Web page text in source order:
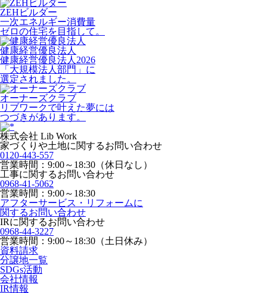
ZEHビルダー
一次エネルギー消費量
ゼロの住宅を目指して。
健康経営優良法人
健康経営優良法人2026
「大規模法人部門」に
選定されました。
オーナーズクラブ
リブワークで叶えた夢には
つづきがあります。
株式会社 Lib Work
家づくりや土地に関するお問い合わせ
0120-443-557
営業時間：9:00～18:30（休日なし）
工事に関するお問い合わせ
0968-41-5062
営業時間：9:00～18:30
アフターサービス・リフォームに
関するお問い合わせ
IRに関するお問い合わせ
0968-44-3227
営業時間：9:00～18:30（土日休み）
資料請求
分譲地一覧
SDGs活動
会社情報
IR情報